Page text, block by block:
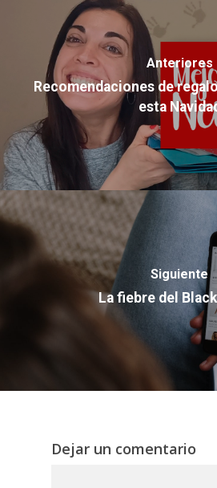
Anteriores
Recomendaciones de
esta
Siguiente
La fiebre del
Dejar un comentario